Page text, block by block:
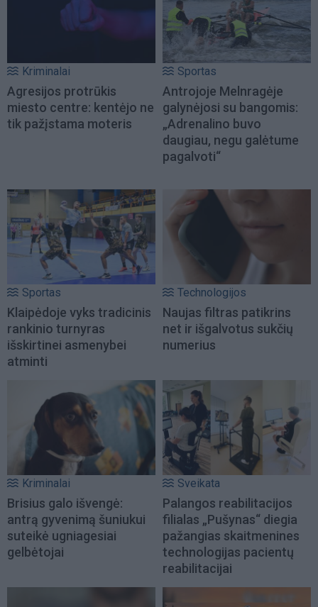
Kriminalai
Agresijos protrūkis
miesto centre: kentėjo ne
tik pažįstama moteris
Sportas
Antrojoje Melnragėje
galynėjosi su bangomis:
„Adrenalino buvo
daugiau, negu galėtume
pagalvoti“
Sportas
Klaipėdoje vyks tradicinis
rankinio turnyras
išskirtinei asmenybei
atminti
Technologijos
Naujas filtras patikrins
net ir išgalvotus sukčių
numerius
Kriminalai
Brisius galo išvengė:
antrą gyvenimą šuniukui
suteikė ugniagesiai
gelbėtojai
Sveikata
Palangos reabilitacijos
filialas „Pušynas“ diegia
pažangias skaitmenines
technologijas pacientų
reabilitacijai